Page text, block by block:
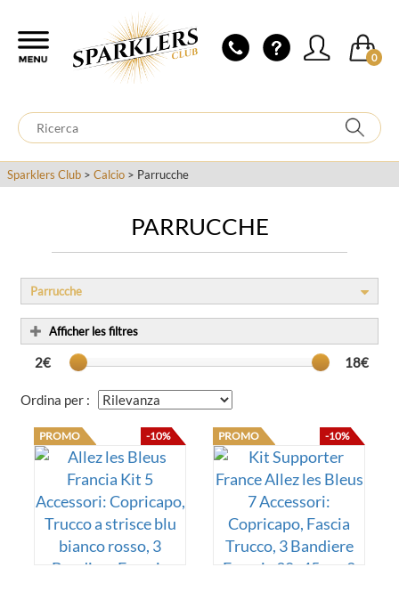
0
Sparklers Club > Calcio > Parrucche
PARRUCCHE
2€ 18€
Afficher les filtres
Parrucche
Ordina per :
PROMO -10% PROMO -10%